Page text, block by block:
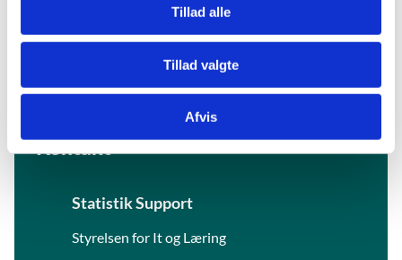
Tillad alle
Tillad valgte
Afvis
Kontakt
Statistik Support
Styrelsen for It og Læring